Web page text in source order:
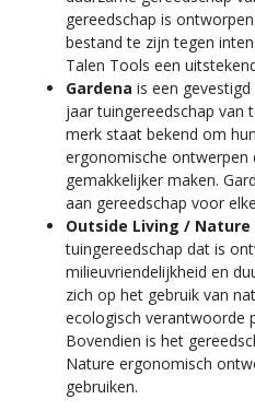
gereedschap is
bestand te zijn tegen
Talen Tools een
Gardena is een
jaar tuingereedschap van
merk staat bekend om
ergonomische ontwerpen
gemakkelijker maken.
aan gereedschap voor
Outside Living / Nature
tuingereedschap dat is
milieuvriendelijkheid en
zich op het gebruik van
ecologisch verantwoorde
Bovendien is het
Nature ergonomisch
gebruiken.